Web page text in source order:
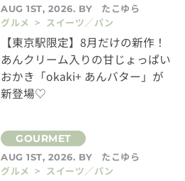
AUG 1ST, 2026. BY
たこゆら
グルメ > スイーツ／パン
【東京駅限定】8月だけの新作！
あんクリーム入りの甘じょっぱい
おかき「okaki+ あんバター」が
新登場♡
AUG 1ST, 2026. BY
たこゆら
グルメ > スイーツ／パン